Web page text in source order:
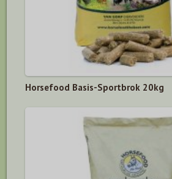
Horsefood Basis-Sportbrok 20kg